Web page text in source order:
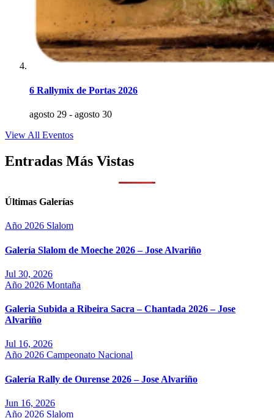
6 Rallymix de Portas 2026
agosto 29 - agosto 30
View All Eventos
Entradas Más Vistas
Últimas Galerías
Año 2026 Slalom
Galería Slalom de Moeche 2026 – Jose Alvariño
Jul 30, 2026
Año 2026 Montaña
Galeria Subida a Ribeira Sacra – Chantada 2026 – Jose
Alvariño
Jul 16, 2026
Año 2026 Campeonato Nacional
Galería Rally de Ourense 2026 – Jose Alvariño
Jun 16, 2026
Año 2026 Slalom